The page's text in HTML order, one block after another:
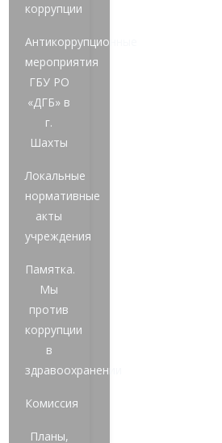
коррупции
Антикоррупционные
мероприятия
ГБУ РО
«ДГБ» в
г.
Шахты
Локальные
нормативные
акты
учреждения
Памятка.
Мы
против
коррупции
в
здравоохранении
Комиссия
Планы,